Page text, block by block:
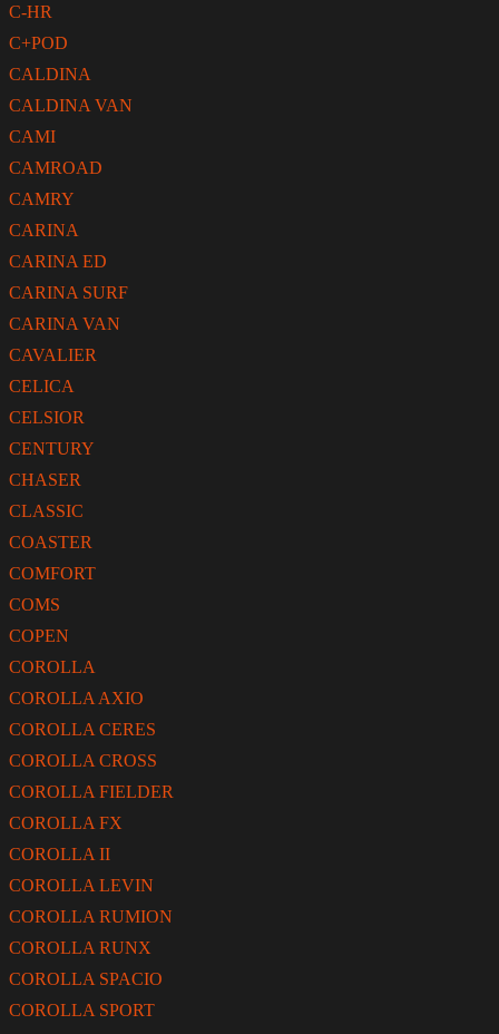
C-HR
C+POD
CALDINA
CALDINA VAN
CAMI
CAMROAD
CAMRY
CARINA
CARINA ED
CARINA SURF
CARINA VAN
CAVALIER
CELICA
CELSIOR
CENTURY
CHASER
CLASSIC
COASTER
COMFORT
COMS
COPEN
COROLLA
COROLLA AXIO
COROLLA CERES
COROLLA CROSS
COROLLA FIELDER
COROLLA FX
COROLLA II
COROLLA LEVIN
COROLLA RUMION
COROLLA RUNX
COROLLA SPACIO
COROLLA SPORT